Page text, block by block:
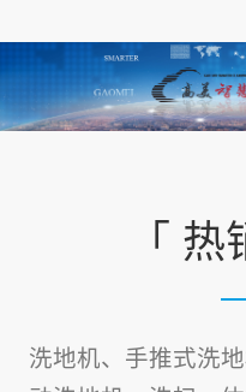
「
洗地机、手推式洗